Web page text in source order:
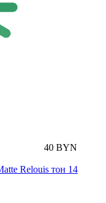
40 BYN
Relouis тон 14